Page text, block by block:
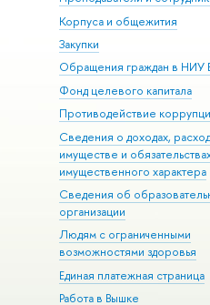
Корпуса и общежития
Закупки
Обращения граждан в
Фонд целевого капитала
Противодействие
Сведения о доходах,
имуществе и
имущественного характера
Сведения об
организации
Людям с ограниченными
возможностями здоровья
Единая платежная страница
Работа в Вышке